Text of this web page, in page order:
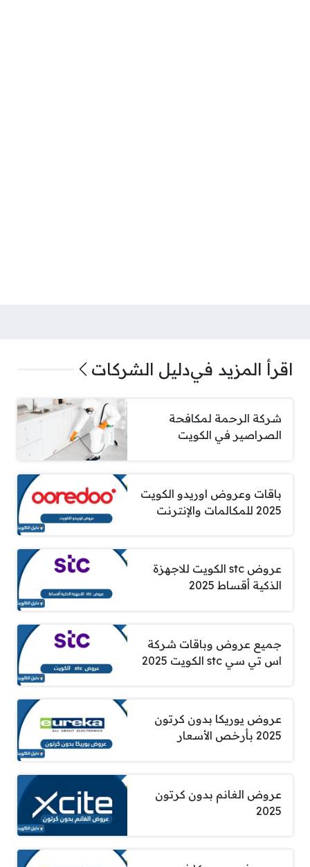
اقرأ المزيد فيدليل الشركات
شركة الرحمة لمكافحة
الصراصير في الكويت
باقات وعروض اوريدو الكويت
2025 للمكالمات والإنترنت
عروض stc الكويت للاجهزة
الذكية أقساط 2025
جميع عروض وباقات شركة
اس تي سي stc الكويت 2025
عروض يوريكا بدون كرتون
2025 بأرخص الأسعار
عروض الغانم بدون كرتون
2025